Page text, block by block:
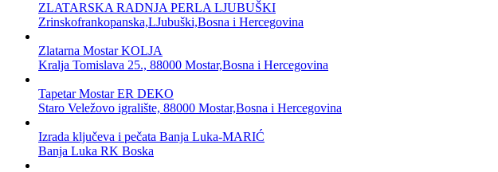
ZLATARSKA RADNJA PERLA LJUBUŠKI
Zrinskofrankopanska,LJubuški,Bosna i Hercegovina
Zlatarna Mostar KOLJA
Kralja Tomislava 25., 88000 Mostar,Bosna i Hercegovina
Tapetar Mostar ER DEKO
Staro Veležovo igralište, 88000 Mostar,Bosna i Hercegovina
Izrada ključeva i pečata Banja Luka-MARIĆ
Banja Luka RK Boska